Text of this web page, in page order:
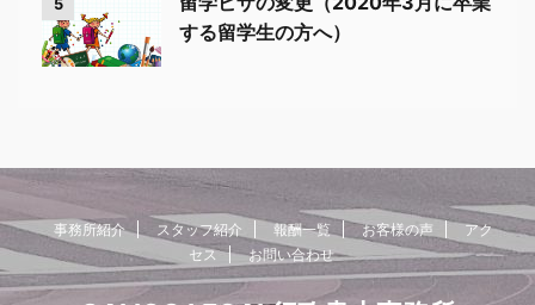
5
する留学生の方へ）
事務所紹介 スタッフ紹介 報酬一覧 お客様の声
アク
セス
お問い合わせ